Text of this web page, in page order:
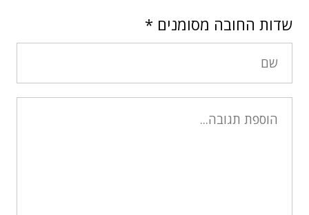
שדות החובה מסומנים *